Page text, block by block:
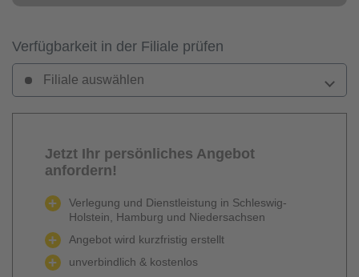
Verfügbarkeit in der Filiale prüfen
Filiale auswählen
Jetzt Ihr persönliches Angebot
anfordern!
Verlegung und Dienstleistung in Schleswig-
Holstein, Hamburg und Niedersachsen
Angebot wird kurzfristig erstellt
unverbindlich & kostenlos